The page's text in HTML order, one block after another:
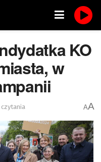
KO
w
czytania AA